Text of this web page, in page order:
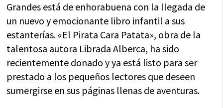
Grandes está de enhorabuena con la llegada de
un nuevo y emocionante libro infantil a sus
estanterías. «El Pirata Cara Patata», obra de la
talentosa autora Librada Alberca, ha sido
recientemente donado y ya está listo para ser
prestado a los pequeños lectores que deseen
sumergirse en sus páginas llenas de aventuras.